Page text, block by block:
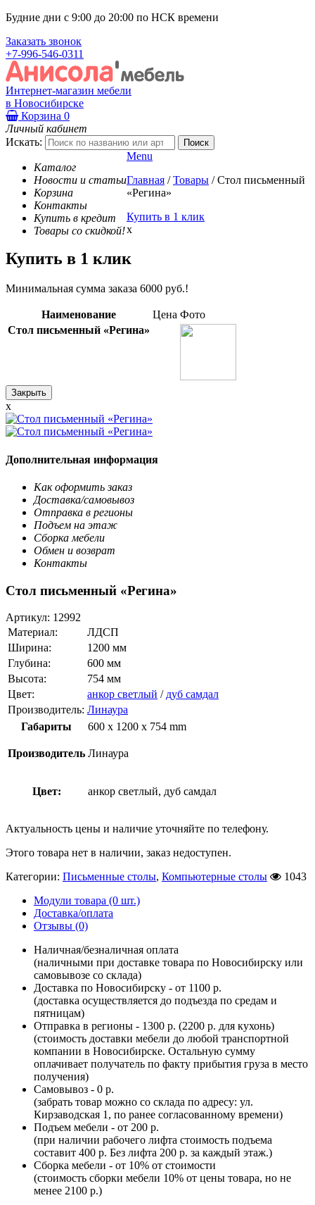
Будние дни с 9:00 до 20:00 по НСК времени
Заказать звонок
+7-996-546-0311
Интернет-магазин мебели
в Новосибирске
Корзина 0
Личный кабинет
Искать:
Каталог
Новости и статьи
Корзина
Контакты
Купить в кредит
Товары со скидкой!
Menu
Главная / Товары / Стол письменный
«Регина»
Купить в 1 клик
x
Купить в 1 клик
Минимальная сумма заказа 6000 руб.!
Наименование Цена Фото
Стол письменный «Регина»
Закрыть
x
Дополнительная информация
Как оформить заказ
Доставка/самовывоз
Отправка в регионы
Подъем на этаж
Сборка мебели
Обмен и возврат
Контакты
Стол письменный «Регина»
Артикул: 12992
Материал:
ЛДСП
Ширина:
1200 мм
Глубина:
600 мм
Высота:
754 мм
Цвет:
анкор светлый / дуб самдал
Производитель: Линаура
Габариты
600 x 1200 x 754 mm
Производитель Линаура
Цвет: анкор светлый, дуб самдал
Актуальность цены и наличие уточняйте по телефону.
Этого товара нет в наличии, заказ недоступен.
Категории: Письменные столы, Компьютерные столы
1043
Модули товара (0 шт.)
Доставка/оплата
Отзывы (0)
Наличная/безналичная оплата
(наличными при доставке товара по Новосибирску или
самовывозе со склада)
Доставка по Новосибирску - от 1100 р.
(доставка осуществляется до подъезда по средам и
пятницам)
Отправка в регионы - 1300 р. (2200 р. для кухонь)
(стоимость доставки мебели до любой транспортной
компании в Новосибирске. Остальную сумму
оплачивает получатель по факту прибытия груза в место
получения)
Самовывоз - 0 р.
(забрать товар можно со склада по адресу: ул.
Кирзаводская 1, по ранее согласованному времени)
Подъем мебели - от 200 р.
(при наличии рабочего лифта стоимость подъема
составит 400 р. Без лифта 200 р. за каждый этаж.)
Сборка мебели - от 10% от стоимости
(стоимость сборки мебели 10% от цены товара, но не
менее 2100 р.)